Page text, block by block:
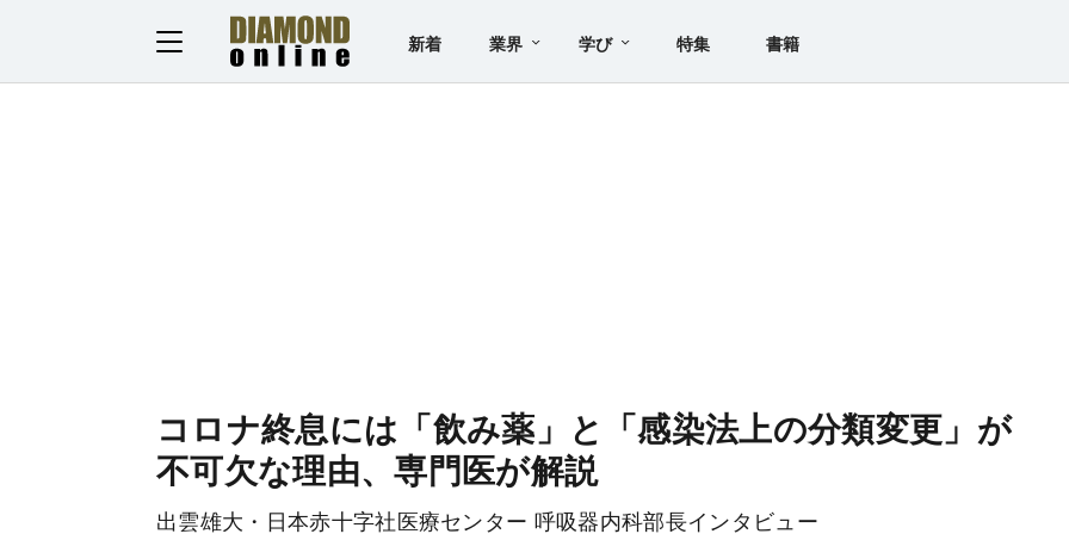
新着 業界 学び 特集 書籍
コロナ終息には「飲み薬」と「感染法上の分類変更」が
不可欠な理由、専門医が解説
出雲雄大・日本赤十字社医療センター 呼吸器内科部長インタビュー